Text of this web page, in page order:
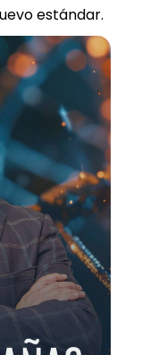
estándar.